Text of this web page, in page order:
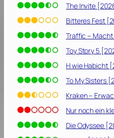
The Invite
Bitteres Fest
Traffic –
Toy Story 5
H wie Habicht
To My Sisters
Kraken –
Nur noch ein
Die Odyssee